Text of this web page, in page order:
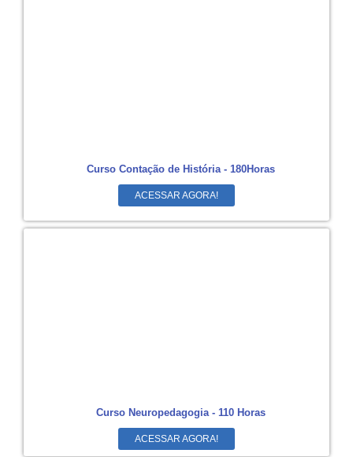
Curso Contação de História - 180Horas
ACESSAR AGORA!
Curso Neuropedagogia - 110 Horas
ACESSAR AGORA!